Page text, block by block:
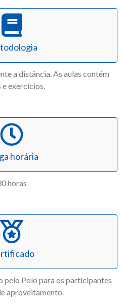
a distância. As aulas contém
e exercícios.
horária
horas
Polo para os participantes
aproveitamento.